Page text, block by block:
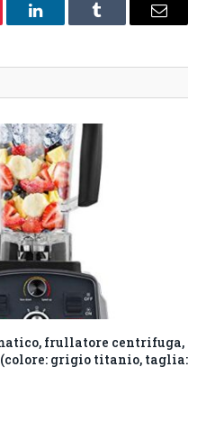
LinkedInTumblr Email
frullatore centrifuga,
grigio titanio, taglia: